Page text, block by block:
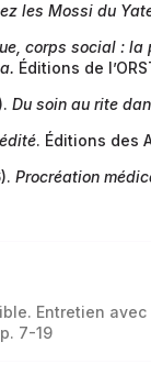
les Mossi du
corps social :
Éditions de
Du soin au rite
. Éditions des
Procréation
Entretien avec
7-19